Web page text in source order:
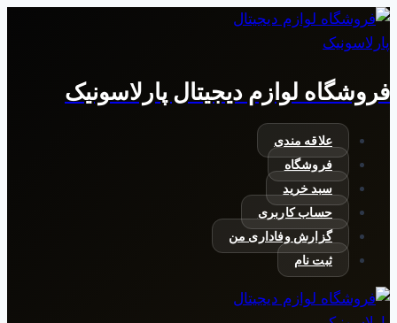
بازگشت
به
فروشگاه لوازم دیجیتال پارلاسونیک
علاقه مندی
فروشگاه
سبد خرید
حساب کاربری
گزارش وفاداری من
ثبت نام